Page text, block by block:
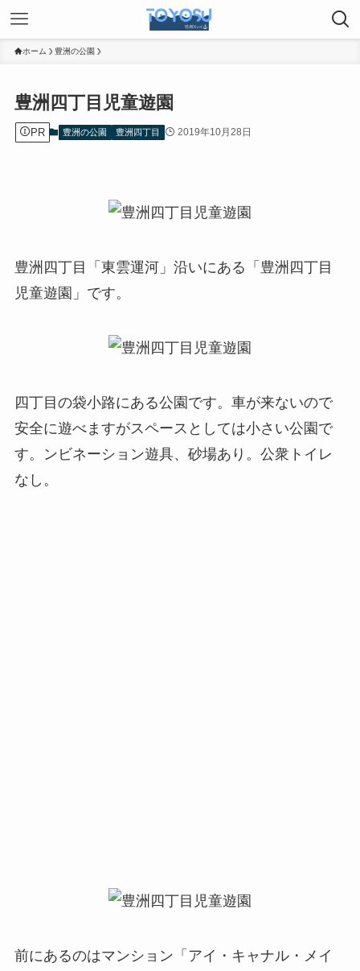
ホーム 豊洲の公園
豊洲四丁目児童遊園
PR 豊洲の公園 豊洲四丁目 2019年10月28日
豊洲四丁目「東雲運河」沿いにある「豊洲四丁目
児童遊園」です。
四丁目の袋小路にある公園です。車が来ないので
安全に遊べますがスペースとしては小さい公園で
す。ンビネーション遊具、砂場あり。公衆トイレ
なし。
前にあるのはマンション「アイ・キャナル・メイ